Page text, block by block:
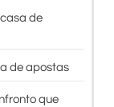
de
de apostas
que